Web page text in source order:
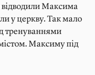
відводили Максима
у церкву. Так мало
тренуваннями
Максиму під